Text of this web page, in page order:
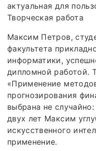
актуальная для
Творческая работа
Максим Петров,
факультета
информатики,
дипломной работой.
«Применение
прогнозирования
выбрана не
двух лет Максим
искусственного
применение.